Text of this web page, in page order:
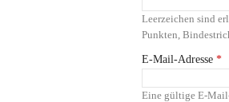
Leerzeichen sind
Punkten,
E-Mail-Adresse *
Eine gültige E-